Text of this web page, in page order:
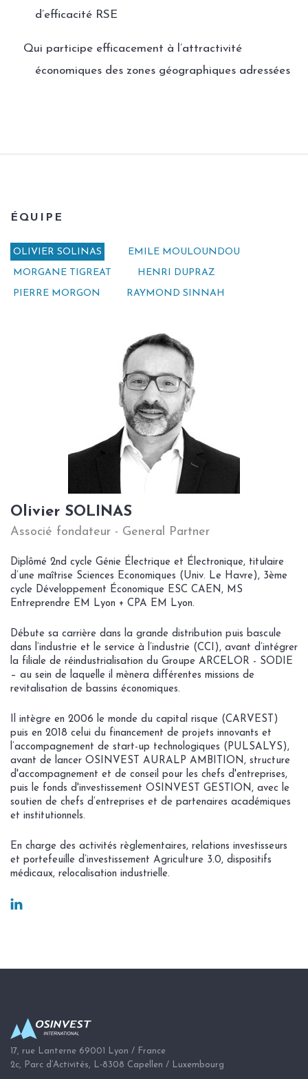
d’efficacité RSE
Qui participe efficacement à l’attractivité
économiques des zones géographiques adressées
ÉQUIPE
OLIVIER SOLINAS
EMILE MOULOUNDOU
MORGANE TIGREAT
HENRI DUPRAZ
PIERRE MORGON
RAYMOND SINNAH
Olivier SOLINAS
Associé fondateur - General Partner
Diplômé 2nd cycle Génie Électrique et Électronique, titulaire
d’une maîtrise Sciences Economiques (Univ. Le Havre), 3ème
cycle Développement Économique ESC CAEN, MS
Entreprendre EM Lyon + CPA EM Lyon.
Débute sa carrière dans la grande distribution puis bascule
dans l’industrie et le service à l’industrie (CCI), avant d’intégrer
la filiale de réindustrialisation du Groupe ARCELOR - SODIE
– au sein de laquelle il mènera différentes missions de
revitalisation de bassins économiques.
Il intègre en 2006 le monde du capital risque (CARVEST)
puis en 2018 celui du financement de projets innovants et
l’accompagnement de start-up technologiques (PULSALYS),
avant de lancer OSINVEST AURALP AMBITION, structure
d'accompagnement et de conseil pour les chefs d'entreprises,
puis le fonds d'investissement OSINVEST GESTION, avec le
soutien de chefs d’entreprises et de partenaires académiques
et institutionnels.
En charge des activités règlementaires, relations investisseurs
et portefeuille d’investissement Agriculture 3.0, dispositifs
médicaux, relocalisation industrielle.
17, rue Lanterne 69001 Lyon / France
2c, Parc d’Activités, L-8308 Capellen / Luxembourg